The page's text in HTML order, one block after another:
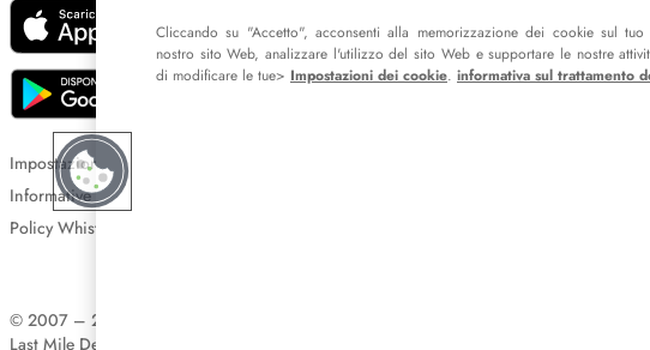
Impostazione dei cookie
Informative sulla privacy
Policy Whistleblowing
© 2007 – 2026 eismann s.r.l.
Last Mile Delivery S.à r.l.
Cliccando su "Accetto", acconsenti alla memorizzazione dei cookie sul
nostro sito Web, analizzare l'utilizzo del sito Web e supportare le nostre
di modificare le tue> Impostazioni dei cookie. informativa sul trattamento